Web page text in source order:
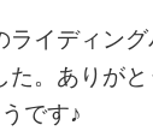
イディン
。ありが
です♪